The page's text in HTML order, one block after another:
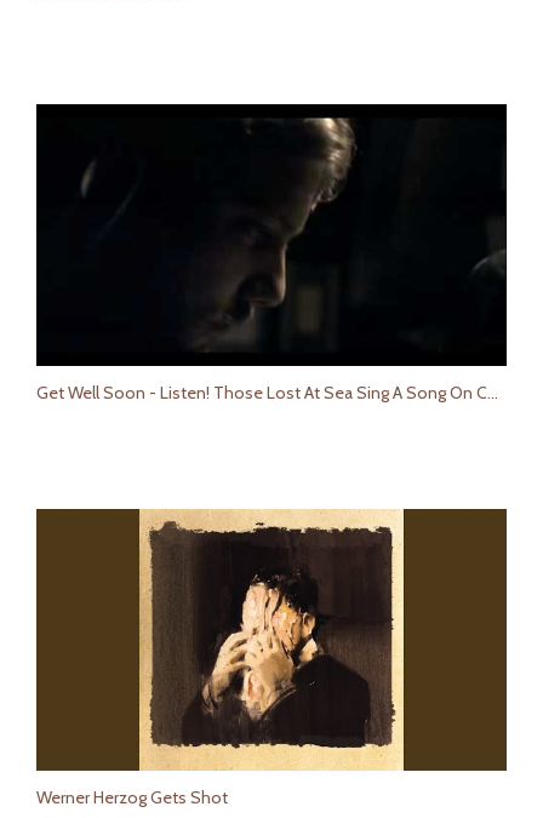
Get Well Soon - Listen! Those Lost At Sea Sing A Song On Christmas Day
Werner Herzog Gets Shot